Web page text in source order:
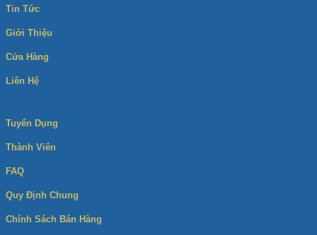
Tin Tức
Giới Thiệu
Cửa Hàng
Liên Hệ
Tuyển Dụng
Thành Viên
FAQ
Quy Định Chung
Chính Sách Bán Hàng